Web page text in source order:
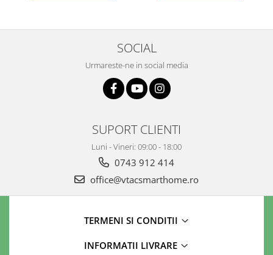
SOCIAL
Urmareste-ne in social media
SUPORT CLIENTI
Luni - Vineri: 09:00 - 18:00
0743 912 414
office@vtacsmarthome.ro
TERMENI SI CONDITII
INFORMATII LIVRARE